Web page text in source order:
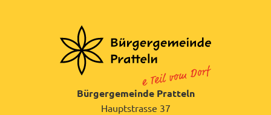
Bürgergemeinde Pratteln
Hauptstrasse 37